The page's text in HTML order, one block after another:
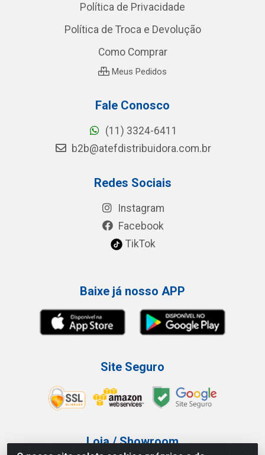
Política de Privacidade
Política de Troca e Devolução
Como Comprar
Meus Pedidos
Fale Conosco
(11) 3324-6411
b2b@atefdistribuidora.com.br
Redes Sociais
Instagram
Facebook
TikTok
Baixe já nosso APP
Site Seguro
Loja / Showroom